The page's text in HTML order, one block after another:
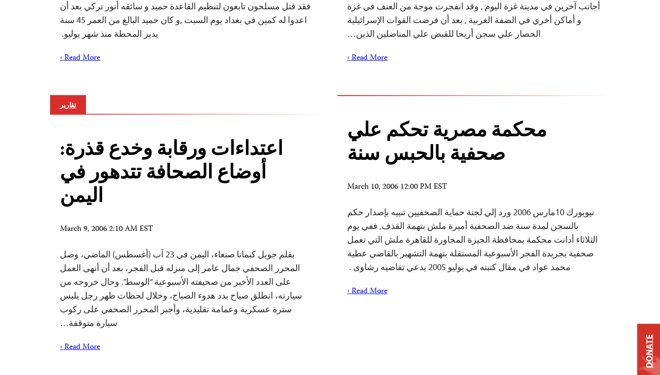
أجانب آخرين في مدينة غزة اليوم , وقد انفجرت موجة من العنف في غزة
و أماكن أخري في الضفة الغربية , بعد أن فرضت القوات الإسرائيلية
الحصار علي سجن أريحا للقبض علي المناضلين الذين…
Read More ›
فقد قتل مسلحون تابعون لتنظيم القاعدة حميد و سائقه أنور تركي بعد أن
اعدوا له كمين في بغداد يوم السبت ,و كان حميد البالغ من العمر 45 سنة
يدير المحطة منذ شهر يوليو.
Read More ›
محكمة مصرية تحكم علي
صحفية بالحبس سنة
March 10, 2006 12:00 PM EST
نيويورك 10مارس 2006 ورد إلي لجنة حماية الصحفيين تنبيه بإصدار حكم
بالسجن لمدة سنة ضد الصحفية أميرة ملش بتهمة القذف, ففي يوم
الثلاثاء أدانت محكمة بمحافظة الجيزة المجاورة للقاهرة ملش التي تعمل
صحفية بجريدة الفجر الأسبوعية المستقلة بتهمة التشهير بالقاضي عطية
محمد عواد في مقال كتبته في يوليو 2005 يدعي تقاضيه رشاوى .
Read More ›
تقارير
اعتداءات ورقابة وخدع قذرة:
أوضاع الصحافة تتدهور في
اليمن
March 9, 2006 2:10 AM EST
بقلم جويل كبمانا صنعاء، اليمن في 23 آب (أغسطس) الماضي، وصل
المحرر الصحفي جمال عامر إلى منزله قبل الفجر، بعد أن أنهى العمل
على العدد الأخير من صحيفته الأسبوعية “الوسط”. وحال خروجه من
سيارته، انطلق صياح بدد هدوء الصباح، وخلال لحظات ظهر رجل يلبس
سترة عسكرية وعمامة تقليدية، وأجبر المحرر الصحفي على ركوب
سيارة متوقفة…
Read More › DONATE